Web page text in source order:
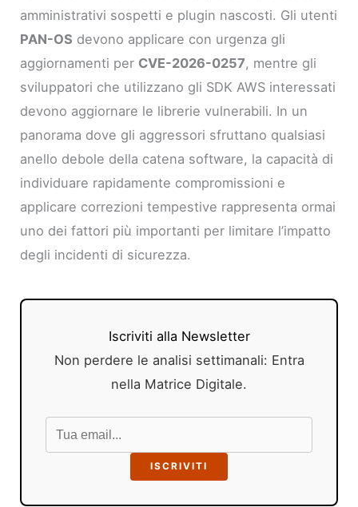
amministrativi sospetti e plugin nascosti. Gli utenti
PAN-OS devono applicare con urgenza gli
aggiornamenti per CVE-2026-0257, mentre gli
sviluppatori che utilizzano gli SDK AWS interessati
devono aggiornare le librerie vulnerabili. In un
panorama dove gli aggressori sfruttano qualsiasi
anello debole della catena software, la capacità di
individuare rapidamente compromissioni e
applicare correzioni tempestive rappresenta ormai
uno dei fattori più importanti per limitare l’impatto
degli incidenti di sicurezza.
Iscriviti alla Newsletter
Non perdere le analisi settimanali: Entra
nella Matrice Digitale.
ISCRIVITI